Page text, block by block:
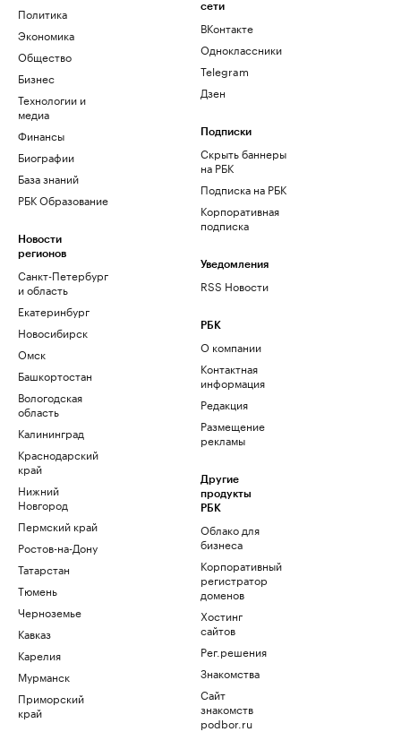
Политика
Экономика
Общество
Бизнес
Технологии и
медиа
Финансы
Биографии
База знаний
РБК Образование
Новости
регионов
Санкт-Петербург
и область
Екатеринбург
Новосибирск
Омск
Башкортостан
Вологодская
область
Калининград
Краснодарский
край
Нижний
Новгород
Пермский край
Ростов-на-Дону
Татарстан
Тюмень
Черноземье
Кавказ
Карелия
Мурманск
Приморский
край
сети
ВКонтакте
Одноклассники
Telegram
Дзен
Подписки
Скрыть баннеры
на РБК
Подписка на РБК
Корпоративная
подписка
Уведомления
RSS Новости
РБК
О компании
Контактная
информация
Редакция
Размещение
рекламы
Другие
продукты
РБК
Облако для
бизнеса
Корпоративный
регистратор
доменов
Хостинг
сайтов
Рег.решения
Знакомства
Сайт
знакомств
podbor.ru